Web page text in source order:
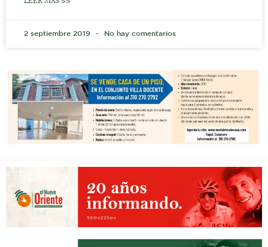
2 septiembre 2019 No hay comentarios